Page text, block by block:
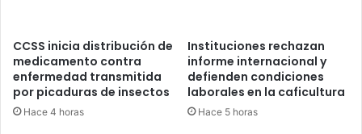
CCSS inicia distribución de
medicamento contra
enfermedad transmitida
por picaduras de insectos
Hace 4 horas
Instituciones rechazan
informe internacional y
defienden condiciones
laborales en la caficultura
Hace 5 horas